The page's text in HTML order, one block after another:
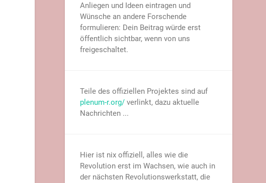
Anliegen und Ideen eintragen und
Wünsche an andere Forschende
formulieren: Dein Beitrag würde erst
öffentlich sichtbar, wenn von uns
freigeschaltet.
Teile des offiziellen Projektes sind auf
plenum-r.org/ verlinkt, dazu aktuelle
Nachrichten ...
Hier ist nix offiziell, alles wie die
Revolution erst im Wachsen, wie auch in
der nächsten Revolutionswerkstatt, die